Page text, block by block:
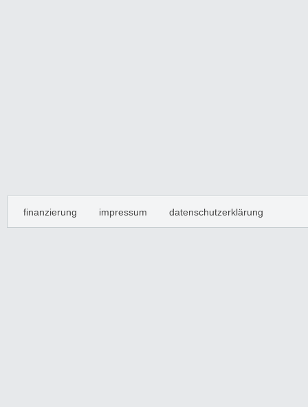
finanzierung impressum datenschutzerklärung